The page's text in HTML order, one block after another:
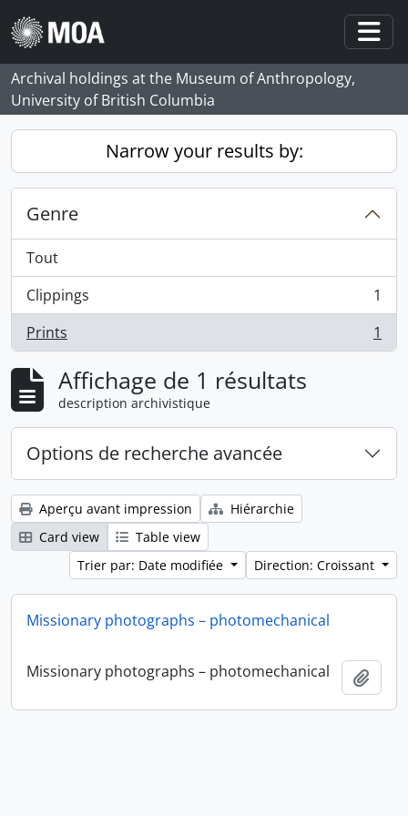
Skip to main content
Archival holdings at the Museum of Anthropology,
University of British Columbia
Narrow your results by:
Genre
Tout
Clippings
, 1 résultats
1
Prints
, 1 résultats 1
Affichage de 1 résultats
description archivistique
Options de recherche avancée
Aperçu avant impression
Hiérarchie
Card view
Table view
Trier par: Date modifiée
Direction: Croissant
Missionary photographs – photomechanical
Missionary photographs – photomechanical